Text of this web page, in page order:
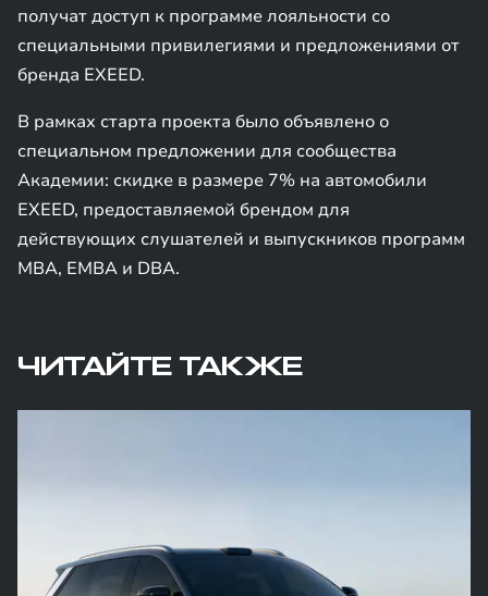
получат доступ к программе лояльности со
специальными привилегиями и предложениями от
бренда EXEED.
В рамках старта проекта было объявлено о
специальном предложении для сообщества
Академии: скидке в размере 7% на автомобили
EXEED, предоставляемой брендом для
действующих слушателей и выпускников программ
MBA, EMBA и DBA.
ЧИТАЙТЕ ТАКЖЕ